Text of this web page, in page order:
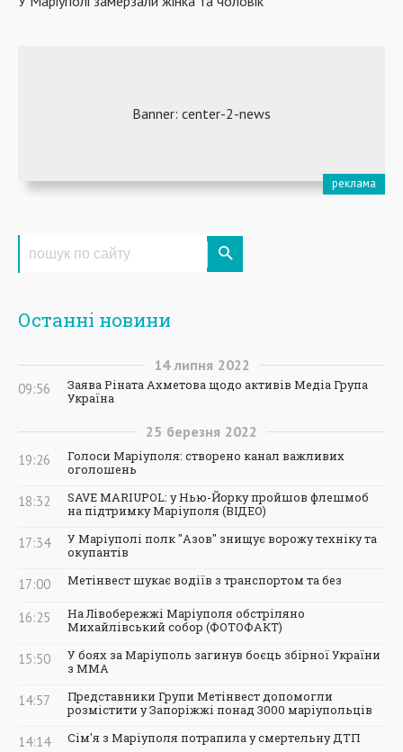
Останні новини
14 липня 2022
09:56
Заява Ріната Ахметова щодо активів Медіа Група
Україна
25 березня 2022
19:26
Голоси Маріуполя: створено канал важливих
оголошень
18:32
SAVE MARIUPOL: у Нью-Йорку пройшов флешмоб
на підтримку Маріуполя (ВІДЕО)
17:34
У Маріуполі полк "Азов" знищує ворожу техніку та
окупантів
17:00 Метінвест шукає водіїв з транспортом та без
16:25
На Лівобережжі Маріуполя обстріляно
Михайлівський собор (ФОТОФАКТ)
15:50
У боях за Маріуполь загинув боєць збірної України
з ММА
14:57
Представники Групи Метінвест допомогли
розмістити у Запоріжжі понад 3000 маріупольців
14:14 Сім'я з Маріуполя потрапила у смертельну ДТП